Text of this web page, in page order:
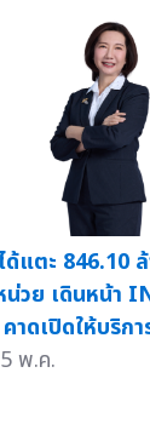
แตะ 846.10
วย เดินหน้า
ดเปิดให้บริกา
พ.ค.